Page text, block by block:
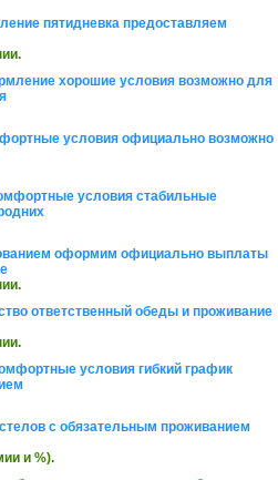
пятидневка предоставляем
хорошие условия возможно для
условия официально возможно
условия стабильные
оформим официально выплаты
ответственный обеды и проживание
условия гибкий график
с обязательным проживанием
и %).